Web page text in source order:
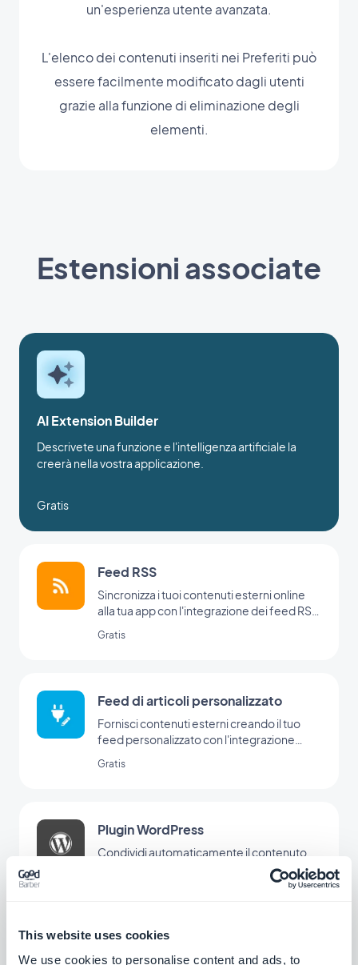
This website uses cookies
We use cookies to personalise content and ads, to
un'esperienza utente avanzata.
L'elenco dei contenuti inseriti nei Preferiti può
essere facilmente modificato dagli utenti
grazie alla funzione di eliminazione degli
elementi.
Estensioni associate
AI Extension Builder
Descrivete una funzione e l'intelligenza artificiale la
creerà nella vostra applicazione.
Gratis
Feed RSS
Sincronizza i tuoi contenuti esterni online
alla tua app con l'integrazione dei feed RSS
Gratis
Feed di articoli personalizzato
Fornisci contenuti esterni creando il tuo
feed personalizzato con l'integrazione
Gratis
Plugin WordPress
Condividi automaticamente il contenuto
del tuo sito WordPress nella tua app con il
plugin di GoodBarber per Wordpress
Substack